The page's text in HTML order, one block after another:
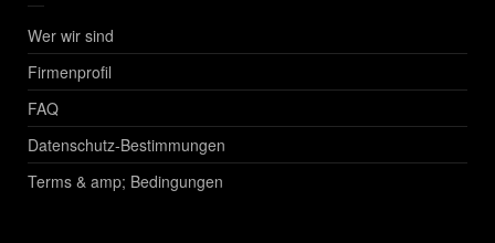
Wer wir sind
Firmenprofil
FAQ
Datenschutz-Bestimmungen
Terms & amp; Bedingungen